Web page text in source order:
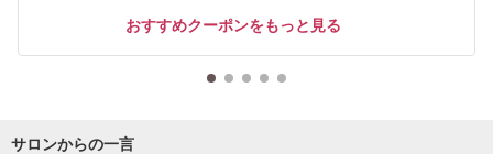
おすすめクーポンをもっと見る
サロンからの一言